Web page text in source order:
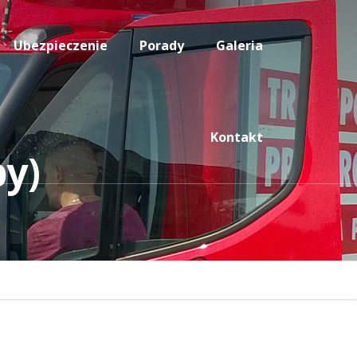
Ubezpieczenie Porady Galeria
Kontakt